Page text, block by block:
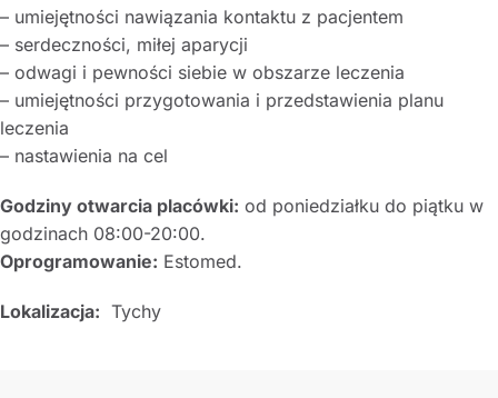
– umiejętności nawiązania kontaktu z pacjentem
– serdeczności, miłej aparycji
– odwagi i pewności siebie w obszarze leczenia
– umiejętności przygotowania i przedstawienia planu
leczenia
– nastawienia na cel
Godziny otwarcia placówki: od poniedziałku do piątku w
godzinach 08:00-20:00.
Oprogramowanie: Estomed.
Lokalizacja: Tychy